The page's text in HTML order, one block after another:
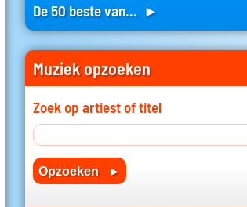
De 50 beste van... ►
Muziek opzoeken
Zoek op artiest of titel